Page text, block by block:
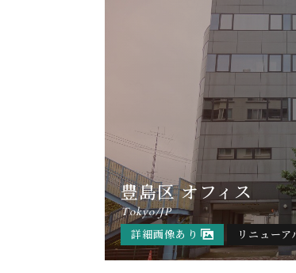
豊島区 オフィス
Tokyo/JP
詳細画像あり リニューア